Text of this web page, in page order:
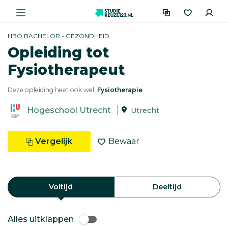
HBO BACHELOR - GEZONDHEID
Opleiding tot
Fysiotherapeut
Deze opleiding heet ook wel: Fysiotherapie
Hogeschool Utrecht Utrecht
Vergelijk Bewaar
Voltijd Deeltijd
Alles uitklappen